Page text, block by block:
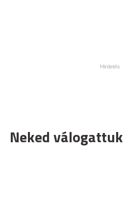
Neked válogattuk